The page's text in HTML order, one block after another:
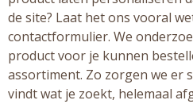
de site? Laat het ons vooral
contactformulier. We
product voor je kunnen
assortiment. Zo zorgen we er
vindt wat je zoekt, helemaal